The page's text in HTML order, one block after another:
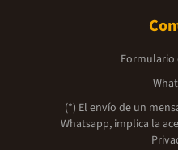
Formulario
(*) El envío de un
Whatsapp, implica la